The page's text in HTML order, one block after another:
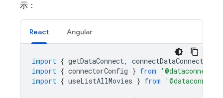
示：
React Angular
import { getDataConnect,
import { connectorConfig } from
'@dataconnect/
import { useListAllMovies } from